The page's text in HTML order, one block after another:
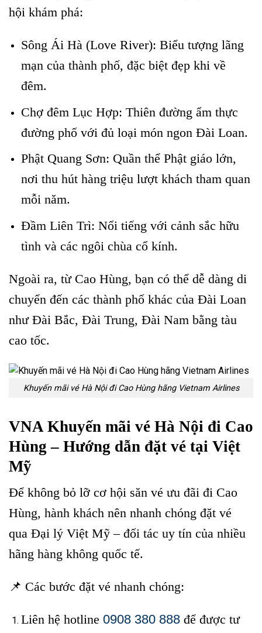
hội khám phá:
Sông Ái Hà (Love River): Biểu tượng lãng
mạn của thành phố, đặc biệt đẹp khi về
đêm.
Chợ đêm Lục Hợp: Thiên đường ẩm thực
đường phố với đủ loại món ngon Đài Loan.
Phật Quang Sơn: Quần thể Phật giáo lớn,
nơi thu hút hàng triệu lượt khách tham quan
mỗi năm.
Đầm Liên Trì: Nổi tiếng với cảnh sắc hữu
tình và các ngôi chùa cổ kính.
Ngoài ra, từ Cao Hùng, bạn có thể dễ dàng di
chuyển đến các thành phố khác của Đài Loan
như Đài Bắc, Đài Trung, Đài Nam bằng tàu
cao tốc.
Khuyến mãi vé Hà Nội đi Cao Hùng hãng Vietnam Airlines
VNA Khuyến mãi vé Hà Nội đi Cao
Hùng – Hướng dẫn đặt vé tại Việt
Mỹ
Để không bỏ lỡ cơ hội săn vé ưu đãi đi Cao
Hùng, hành khách nên nhanh chóng đặt vé
qua Đại lý Việt Mỹ – đối tác uy tín của nhiều
hãng hàng không quốc tế.
📌 Các bước đặt vé nhanh chóng:
Liên hệ hotline 0908 380 888để được tư